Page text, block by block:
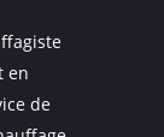
en
de